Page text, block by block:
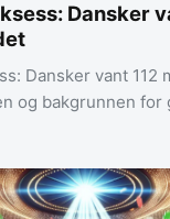
Dansker
Dansker vant 112
og bakgrunnen for